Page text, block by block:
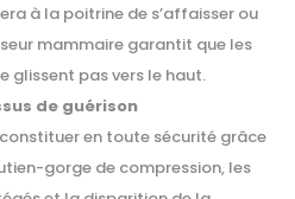
à la poitrine de s’affaisser ou
mammaire garantit que les
glissent pas vers le haut.
de guérison
en toute sécurité grâce
gorge de compression, les